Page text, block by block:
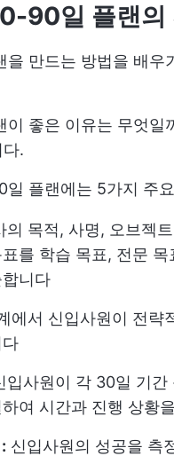
90일 플랜의
만드는 방법을 배우
좋은 이유는 무엇일
.
플랜에는 5가지 주
목적, 사명, 오브젝
를 학습 목표, 전문
니다
에서 신입사원이 전략
입사원이 각 30일 기간
여 시간과 진행 상황
신입사원의 성공을 측